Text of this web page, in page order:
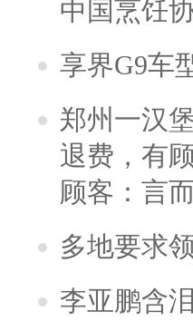
中国烹饪
享界G9车
郑州一汉
退费，有
顾客：言
多地要求
李亚鹏含